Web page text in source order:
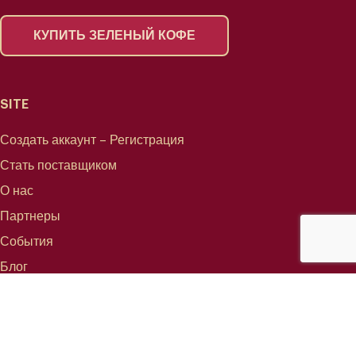
КУПИТЬ ЗЕЛЕНЫЙ КОФЕ
SITE
Создать аккаунт – Регистрация
Стать поставщиком
О нас
Партнеры
События
Блог